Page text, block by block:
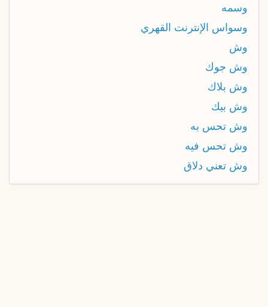
وسمه
وسواس الإنترنت القهري
وش
وش جوك
وش بلاك
وش بيك
وش تحس به
وش تحس فيه
وش تعني دلاق